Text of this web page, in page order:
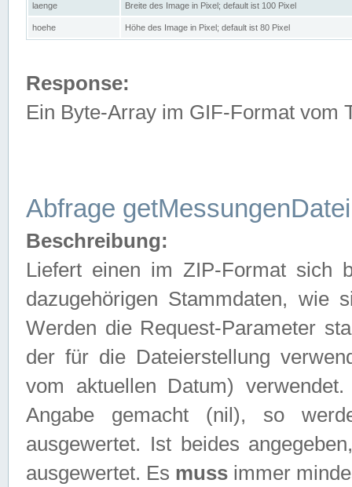
laenge Breite des Image in Pixel; default ist 100 Pixel
hoehe Höhe des Image in Pixel; default ist 80 Pixel
Response:
Ein Byte-Array im GIF-Format vom
Abfrage getMessungenDatei
Beschreibung:
Liefert einen im ZIP-Format sich
dazugehörigen Stammdaten, wie
Werden die Request-Parameter
der für die Dateierstellung
vom aktuellen Datum)
Angabe gemacht (nil), so
ausgewertet. Ist beides
ausgewertet. Es muss immer